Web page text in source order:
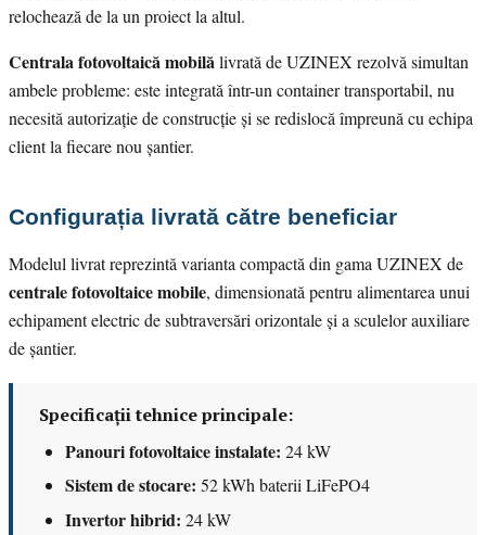
relochează de la un proiect la altul.
Centrala fotovoltaică mobilălivrată de UZINEX rezolvă simultan
ambele probleme: este integrată într-un container transportabil, nu
necesită autorizație de construcție și se redislocă împreună cu echipa
client la fiecare nou șantier.
Configurația livrată către beneficiar
Modelul livrat reprezintă varianta compactă din gama UZINEX de
centrale fotovoltaice mobile, dimensionată pentru alimentarea unui
echipament electric de subtraversări orizontale și a sculelor auxiliare
de șantier.
Specificații tehnice principale:
Panouri fotovoltaice instalate: 24 kW
Sistem de stocare: 52 kWh baterii LiFePO4
Invertor hibrid: 24 kW